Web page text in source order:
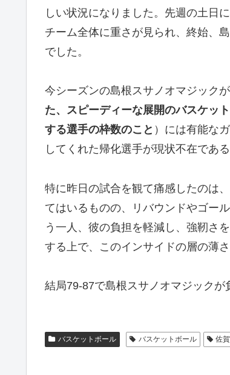
しい状況になりました。先週の土日
チーム全体に重さが見られ、終始、
でした。
今シーズンの島根スサノオマジックが
た、スピーディーな展開のバスケット
する選手の枠数のこと ）には有能な
してくれた帰化選手が現状不在であ
特に昨日の試合を観て痛感したのは、
てはいるものの、リバウンドやゴー
う一人、彼の負担を軽減し、強靭さ
する上で、このインサイドの層の薄
結局79-87で島根スサノオマジックが
バスケットボール バスケットボール 佐